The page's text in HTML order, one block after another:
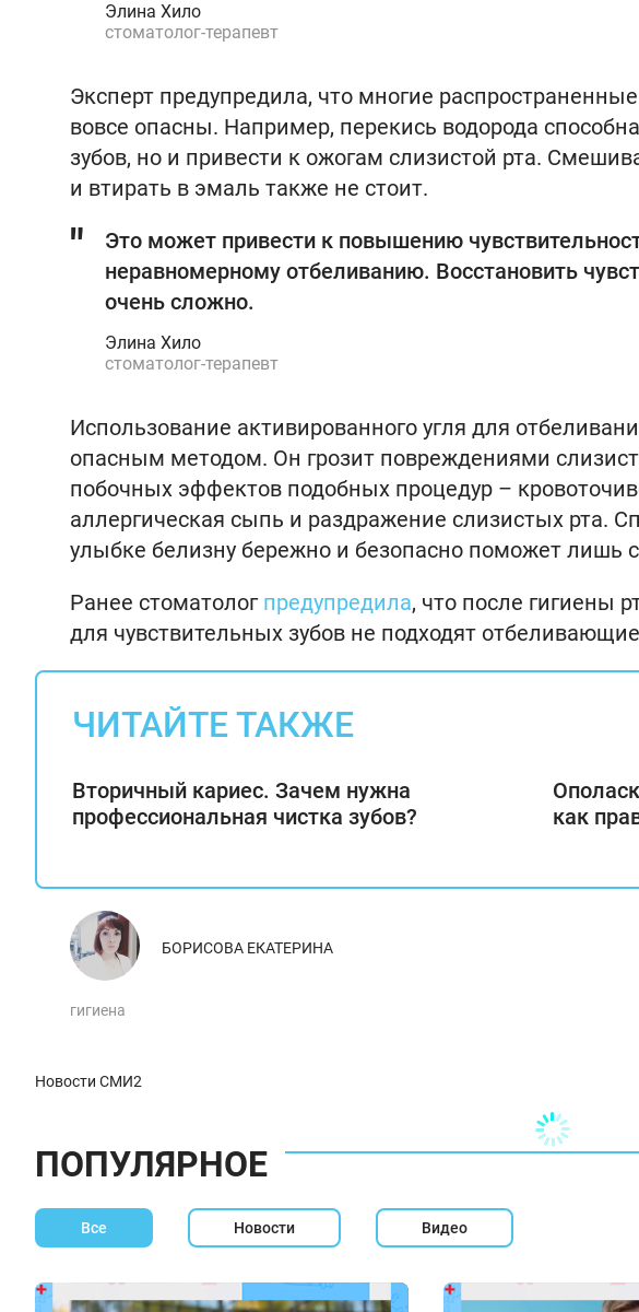
Элина Хило
стоматолог-терапевт
Эксперт предупредила, что многие
вовсе опасны. Например, перекись водорода
зубов, но и привести к ожогам слизистой рта.
и втирать в эмаль также не стоит.
Это может привести к повышению
неравномерному отбеливанию. Восстановить
очень сложно.
Элина Хило
стоматолог-терапевт
Использование активированного угля для
опасным методом. Он грозит повреждениями
побочных эффектов подобных процедур –
аллергическая сыпь и раздражение слизистых рта.
улыбке белизну бережно и безопасно поможет лишь
Ранее стоматолог предупредила, что после гигиены
для чувствительных зубов не подходят
ЧИТАЙТЕ ТАКЖЕ
Вторичный кариес. Зачем нужна
профессиональная чистка зубов?
как
БОРИСОВА ЕКАТЕРИНА
гигиена
Новости СМИ2
ПОПУЛЯРНОЕ
Все Новости Видео